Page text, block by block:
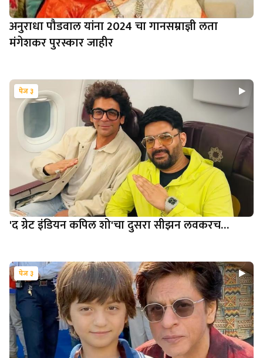
अनुराधा पौडवाल यांना 2024 चा गानसम्राज्ञी लता
मंगेशकर पुरस्कार जाहीर
पेज ३
'द ग्रेट इंडियन कपिल शो'चा दुसरा सीझन लवकरच…
पेज ३